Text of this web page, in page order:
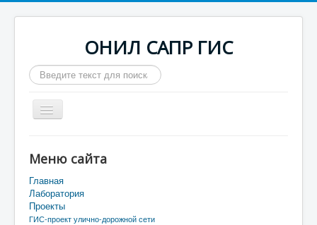
ОНИЛ САПР ГИС
Искать...
Включить/
выключить
Лаборатория
Проекты
ГИС
Меню сайта
Главная
Лаборатория
Проекты
ГИС-проект улично-дорожной сети